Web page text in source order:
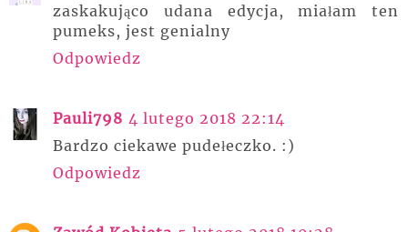
zaskakująco udana edycja, miałam ten
pumeks, jest genialny
Odpowiedz
Pauli798 4 lutego 2018 22:14
Bardzo ciekawe pudełeczko. :)
Odpowiedz